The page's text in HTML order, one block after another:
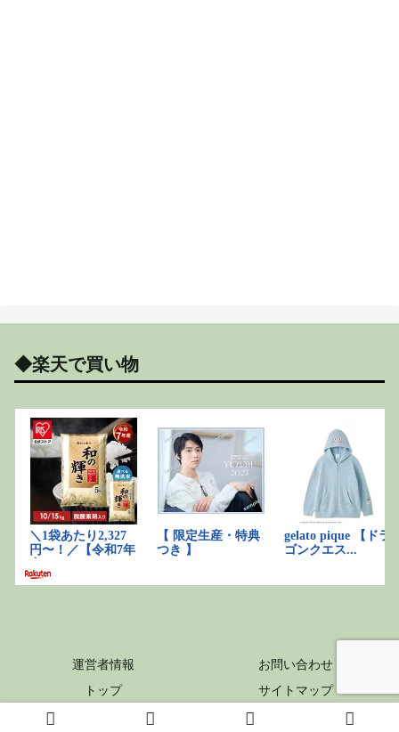
◆楽天で買い物
運営者情報
お問い合わせ
トップ
サイトマップ
Copyright © 2019 楽笑ライフ All Rights Reserved.